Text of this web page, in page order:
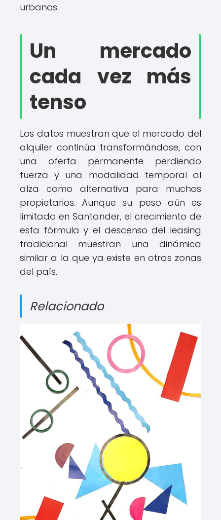
urbanos.
Un mercado
cada vez más
tenso
Los datos muestran que el mercado del
alquiler continúa transformándose, con
una oferta permanente perdiendo
fuerza y ​​una modalidad temporal al
alza como alternativa para muchos
propietarios. Aunque su peso aún es
limitado en Santander, el crecimiento de
esta fórmula y el descenso del leasing
tradicional muestran una dinámica
similar a la que ya existe en otras zonas
del país.
Relacionado